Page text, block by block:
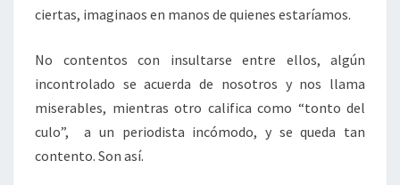
ciertas, imaginaos en manos de quienes estaríamos.
No contentos con insultarse entre ellos, algún
incontrolado se acuerda de nosotros y nos llama
miserables, mientras otro califica como “tonto del
culo”, a un periodista incómodo, y se queda tan
contento. Son así.